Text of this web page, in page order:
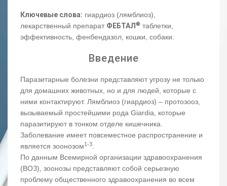
Ключевые слова: гиардиоз (лямблиоз),
лекарственный препарат ФЕБТАЛ ® таблетки,
эффективность, фенбендазол, кошки, собаки.
Введение
Паразитарные болезни представляют угрозу не только
для домашних животных, но и для людей, которые с
ними контактируют. Лямблиоз (гиардиоз) – протозооз,
вызываемый простейшими рода Giardia, которые
паразитируют в тонком отделе кишечника.
Заболевание имеет повсеместное распространение и
является зоонозом1-3.
По данным Всемирной организации здравоохранения
(ВОЗ), зоонозы представляют собой серьезную
проблему общественного здравоохранения во всем